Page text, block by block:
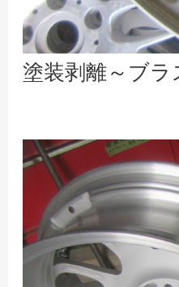
塗装剥離～ブラ